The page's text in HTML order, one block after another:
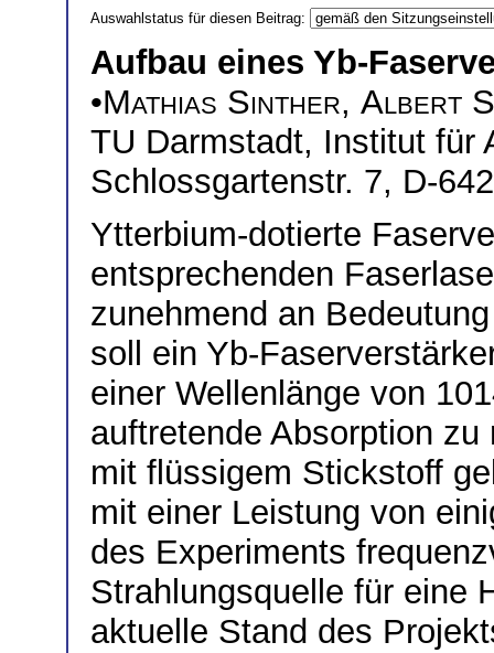
Auswahlstatus für diesen Beitrag:
Aufbau eines Yb-
•Mathias Sinther, Albert
TU Darmstadt, Institut für
Schlossgartenstr. 7, D-
Ytterbium-dotierte
entsprechenden
zunehmend an
soll ein Yb-
einer Wellenlänge von
auftretende Absorption
mit flüssigem Stickstoff
mit einer Leistung von
des Experiments
Strahlungsquelle für eine
aktuelle Stand des